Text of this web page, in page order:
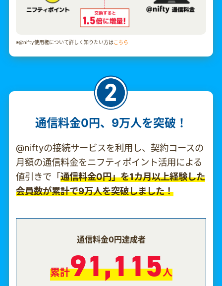
※@nifty使用権について詳しく知りたい方はこちら
通信料金0円、9万人を突破！
@niftyの接続サービスを利用し、契約コースの
月額の通信料金をニフティポイント活用による
値引きで「通信料金0円」を1カ月以上経験した
会員数が累計で9万人を突破しました！
通信料金0円達成者
累計91,115人